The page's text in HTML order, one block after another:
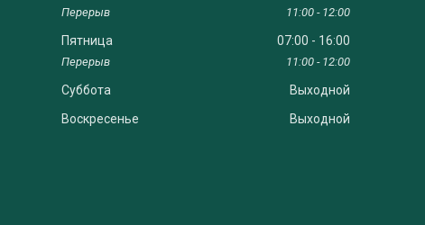
11:00 12:00
Пятница 07:00 16:00
11:00 12:00
Суббота
Выходной
Воскресенье
Выходной